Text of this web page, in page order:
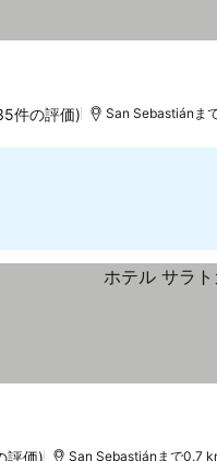
件の評価) San Sebastiánま
評価) San Sebastiánまで0.7